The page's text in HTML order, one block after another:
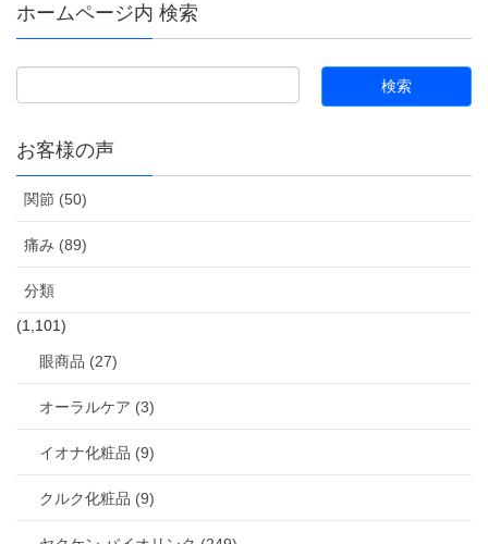
ホームページ内 検索
お客様の声
関節 (50)
痛み (89)
分類
(1,101)
眼商品 (27)
オーラルケア (3)
イオナ化粧品 (9)
クルク化粧品 (9)